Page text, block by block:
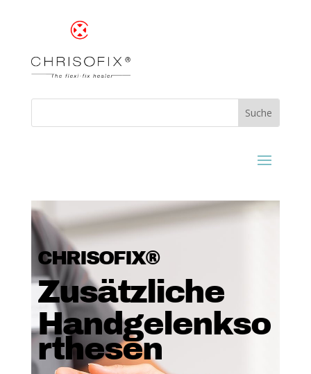
CHRISOFIX®
Zusätzliche
Handgelenkso
rthesen